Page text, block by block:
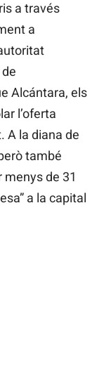
a través
a
Alcántara, els
l’oferta
A la diana de
també
de 31
a la capital